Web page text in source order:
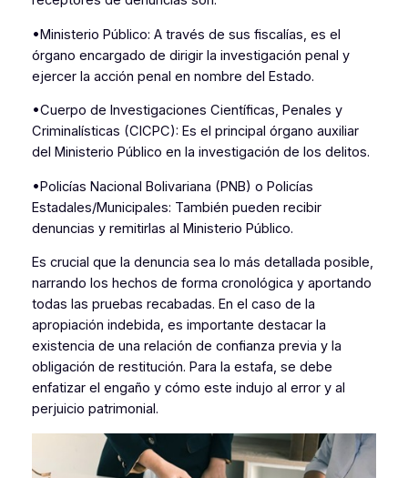
•Ministerio Público: A través de sus fiscalías, es el
órgano encargado de dirigir la investigación penal y
ejercer la acción penal en nombre del Estado.
•Cuerpo de Investigaciones Científicas, Penales y
Criminalísticas (CICPC): Es el principal órgano auxiliar
del Ministerio Público en la investigación de los delitos.
•Policías Nacional Bolivariana (PNB) o Policías
Estadales/Municipales: También pueden recibir
denuncias y remitirlas al Ministerio Público.
Es crucial que la denuncia sea lo más detallada posible,
narrando los hechos de forma cronológica y aportando
todas las pruebas recabadas. En el caso de la
apropiación indebida, es importante destacar la
existencia de una relación de confianza previa y la
obligación de restitución. Para la estafa, se debe
enfatizar el engaño y cómo este indujo al error y al
perjuicio patrimonial.